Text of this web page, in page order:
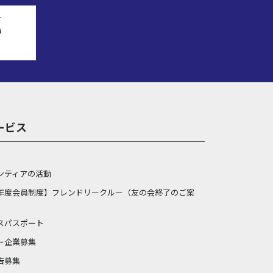
ビス
ティアの活動
度会員制度】フレンドリークルー（友の会終了のご案
パスポート
企業募集
募集